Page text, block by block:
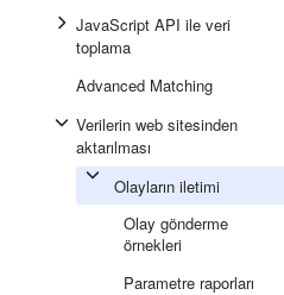
JavaScript API ile veri
toplama
Advanced Matching
Verilerin web sitesinden
aktarılması
Olayların iletimi
Olay gönderme
örnekleri
Parametre raporları